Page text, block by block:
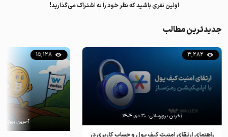
اولین نفری باشید که نظر خود را به اشتراک می‌گذارید!
جدیدترین مطالب
راهنمای ارتقای امنیت کیف پول و حساب کاربری در
3,282
آخرین بروزرسانی: ۳۰ دی ۱۴۰۴
15,128
آخرین